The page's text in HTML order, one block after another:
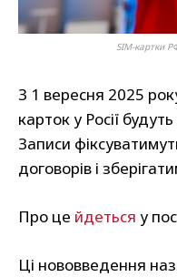
SIM-картки
З 1 вересня 2025
карток у Росії
Записи
договорів і
Про це йдеться у
Ці нововведення